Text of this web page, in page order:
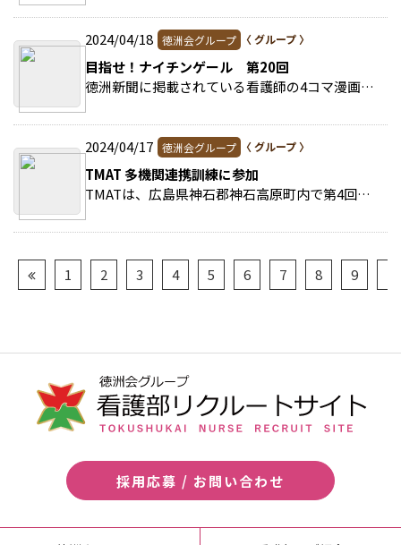
2024/04/18 徳洲会グループ
目指せ！ナイチンゲール 第20回
徳洲新聞に掲載されている看護師の4コマ漫画です。 今回は目指せ！ナイチンゲール 第20回を掲載。 >>続きを読む
2024/04/17 徳洲会グループ
TMAT 多機関連携訓練に参加
TMATは、広島県神石郡神石高原町内で第4回多機関連携災害時医療救助訓練に参加した。 >>続きを読む
1 2 3 4 5 6 7 8 9
採用応募 / お問い合わせ